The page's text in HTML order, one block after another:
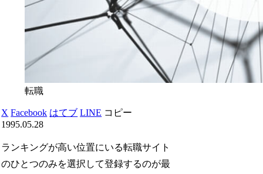
転職
X Facebook はてブ LINE コピー
1995.05.28
ランキングが高い位置にいる転職サイト
のひとつのみを選択して登録するのが最